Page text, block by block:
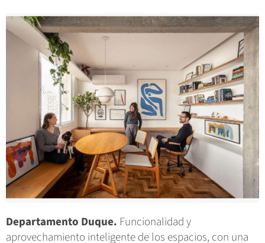
Departamento Duque. Funcionalidad y
aprovechamiento inteligente de los espacios, con una